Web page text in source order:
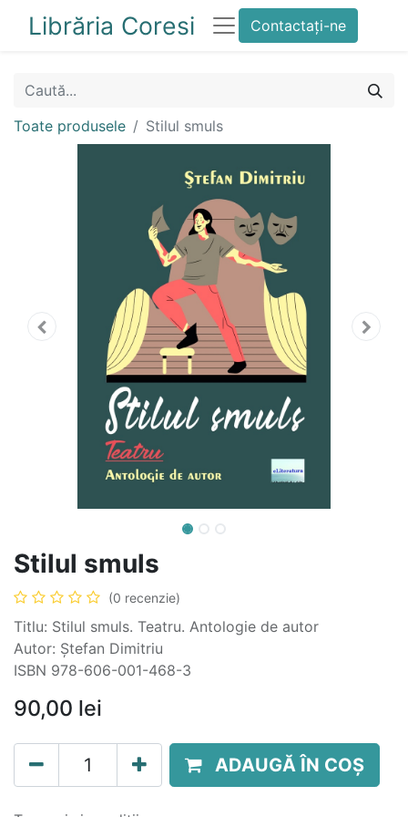
Librăria Coresi Contactați-ne
Toate produsele Stilul smuls
Stilul smuls
(0 recenzie)
Titlu: Stilul smuls. Teatru. Antologie de autor
Autor: Ștefan Dimitriu
ISBN 978-606-001-468-3
90,00 lei
ADAUGĂ ÎN COȘ